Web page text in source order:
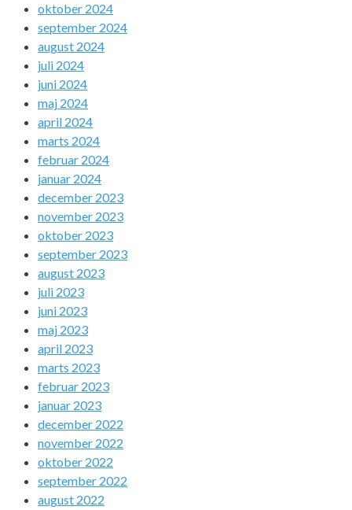
oktober 2024
september 2024
august 2024
juli 2024
juni 2024
maj 2024
april 2024
marts 2024
februar 2024
januar 2024
december 2023
november 2023
oktober 2023
september 2023
august 2023
juli 2023
juni 2023
maj 2023
april 2023
marts 2023
februar 2023
januar 2023
december 2022
november 2022
oktober 2022
september 2022
august 2022